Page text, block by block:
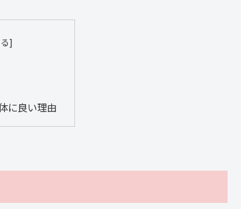
に良い理由